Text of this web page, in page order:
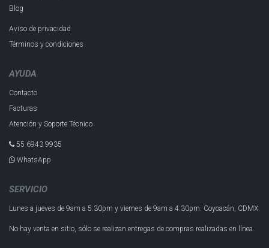
Blog
Aviso de privacidad
Términos y condiciones
AYUDA
Contacto
Facturas
Atención y Soporte Técnico
55 6943 993​5
WhatsApp
SERVICIO
Lunes a jueves de 9am a 5:30pm y viernes de 9am a 4:30pm. Coyoacán, CDMX.
No hay venta en sitio, sólo se realizan entregas de compras realizadas en línea.